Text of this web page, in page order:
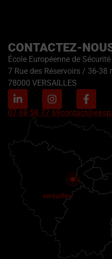
CONTACTEZ-
École Européenne de
7 Rue des Réservoirs / 36-38
78000 VERSAILLES
07 68 58 77 69